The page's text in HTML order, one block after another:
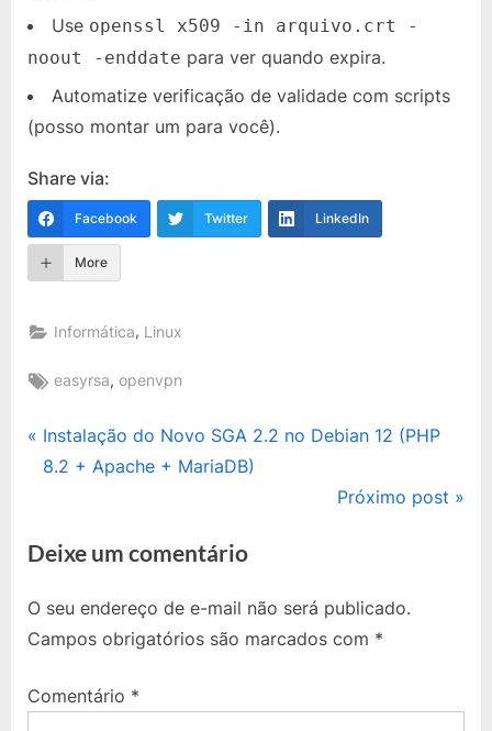
Use openssl x509 -in arquivo.crt -
noout -enddate para ver quando expira.
Automatize verificação de validade com scripts
(posso montar um para você).
Share via:
Facebook Twitter LinkedIn
More
Informática, Linux
Tags:
easyrsa,openvpn
Navegação
Post
P
r
i
u
s
o
Instalação do Novo SGA 2.2 no Debian 12 (PHP
8.2 + Apache + MariaDB)
N
P
o
t
Próximo post
Deixe um comentário
O seu endereço de e-mail não será publicado.
Campos obrigatórios são marcados com *
Comentário *